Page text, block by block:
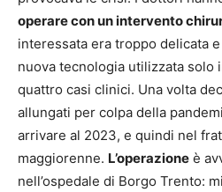
operare con un intervento
interessata era troppo delicata
nuova tecnologia utilizzata solo
quattro casi clinici. Una volta
allungati per colpa della
arrivare al 2023, e quindi nel
maggiorenne. L’operazione è
nell’ospedale di Borgo Trento: